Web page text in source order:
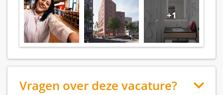
+1
Vragen over deze vacature?